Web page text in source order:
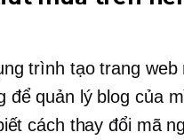
trình tạo trang web
để quản lý blog của
cách thay đổi mã